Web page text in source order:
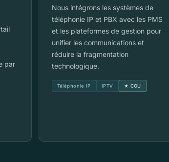
par
Nous intégrons les systèmes de
téléphonie IP et PBX avec les PMS
et les plateformes de gestion pour
unifier les communications et
réduire la fragmentation
technologique.
Téléphonie IP IPTV ★ COU